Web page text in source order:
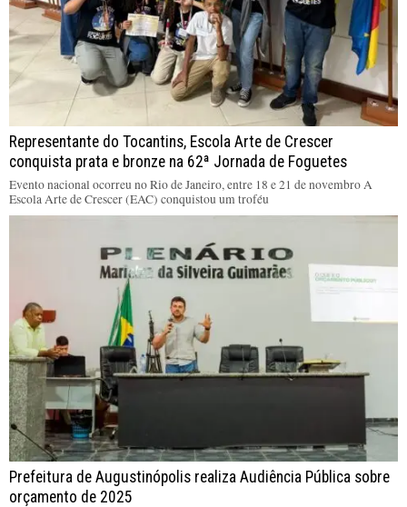
Representante do Tocantins, Escola Arte de Crescer
conquista prata e bronze na 62ª Jornada de Foguetes
Evento nacional ocorreu no Rio de Janeiro, entre 18 e 21 de novembro A
Escola Arte de Crescer (EAC) conquistou um troféu
Prefeitura de Augustinópolis realiza Audiência Pública sobre
orçamento de 2025